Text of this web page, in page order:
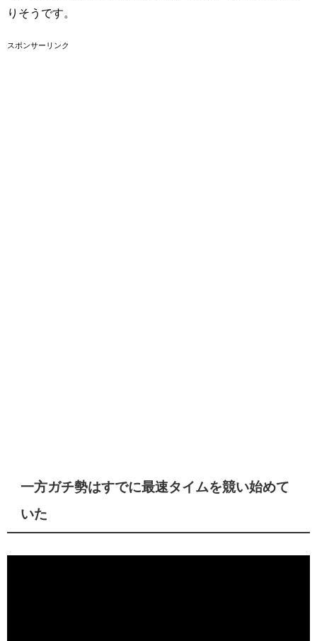
りそうです。
スポンサーリンク
一方ガチ勢はすでに最速タイムを競い始めて
いた